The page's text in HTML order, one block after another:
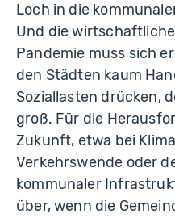
Loch in die
Und die
Pandemie muss sich
den Städten kaum
Soziallasten drücken,
groß. Für die
Zukunft, etwa bei
Verkehrswende oder
kommunaler
über, wenn die